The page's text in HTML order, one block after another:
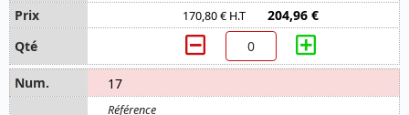
170,80 € H.T 204,96 €
17